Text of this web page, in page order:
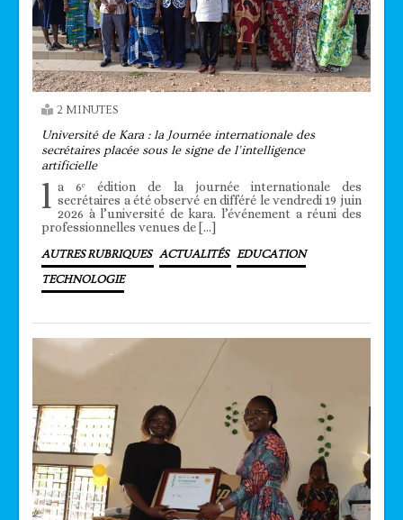
2 MINUTES
Université de Kara : la Journée internationale des
secrétaires placée sous le signe de l’intelligence
artificielle
l a 6ᵉ édition de la journée internationale des
secrétaires a été observé en différé le vendredi 19 juin
2026 à l’université de kara. l’événement a réuni des
professionnelles venues de […]
AUTRES RUBRIQUES ACTUALITÉS EDUCATION
TECHNOLOGIE